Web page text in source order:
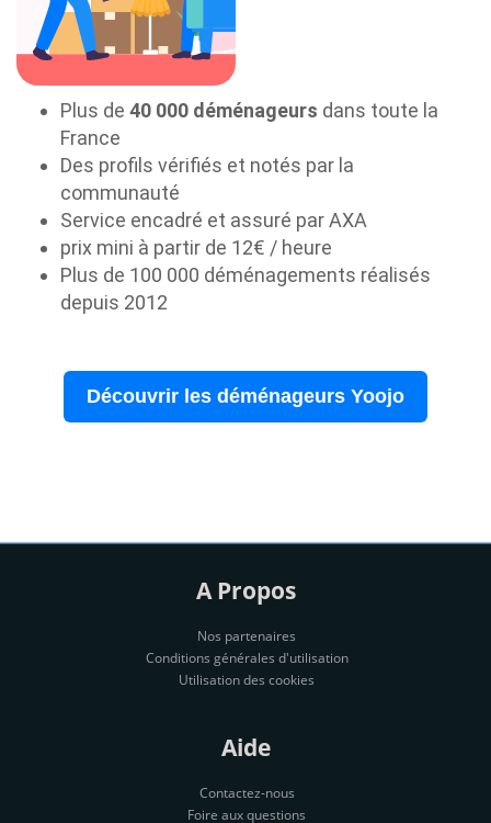
Plus de 40 000 déménageurs dans toute la
France
Des profils vérifiés et notés par la
communauté
Service encadré et assuré par AXA
prix mini à partir de 12€ / heure
Plus de 100 000 déménagements réalisés
depuis 2012
Découvrir les déménageurs Yoojo
A Propos
Nos partenaires
Conditions générales d'utilisation
Utilisation des cookies
Aide
Contactez-nous
Foire aux questions